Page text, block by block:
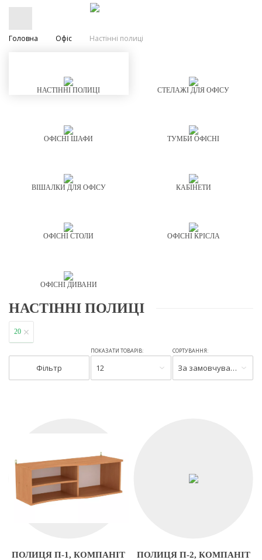
Головна Офіс Настінні полиці
НАСТІННІ ПОЛИЦІ СТЕЛАЖІ ДЛЯ ОФІСУ
ОФІСНІ ШАФИ ТУМБИ ОФІСНІ
ВІШАЛКИ ДЛЯ ОФІСУ КАБІНЕТИ
ОФІСНІ СТОЛИ ОФІСНІ КРІСЛА
ОФІСНІ ДИВАНИ
НАСТІННІ ПОЛИЦІ
20
Фільтр
ПОКАЗАТИ ТОВАРІВ:
12
СОРТУВАННЯ:
За замовчуванням
ПОЛИЦЯ П-1, КОМПАНІТ ПОЛИЦЯ П-2, КОМПАНІТ